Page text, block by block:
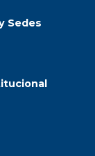
Sedes